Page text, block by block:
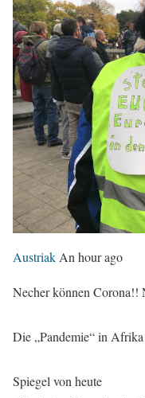
Austriak An hour ago
Necher können Corona!!
Die „Pandemie“ in
Spiegel von heute